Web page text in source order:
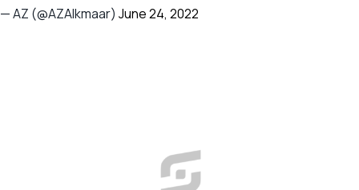
— AZ (@AZAlkmaar) June 24, 2022